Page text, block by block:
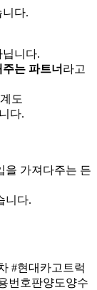
다.
니다.
는 파트너 라고
도
다.
을 가져다주는 든
니다.
#현대카고트럭
번호판양도양수